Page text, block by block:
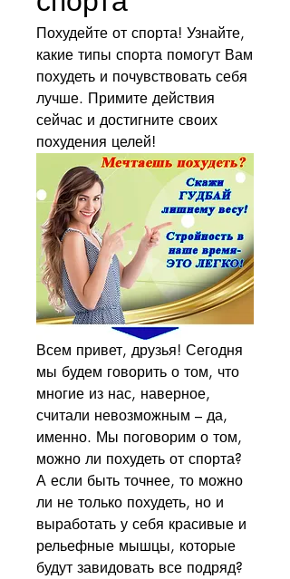
Похудейте от спорта! Узнайте,
какие типы спорта помогут Вам
похудеть и почувствовать себя
лучше. Примите действия
сейчас и достигните своих
похудения целей!
Всем привет, друзья! Сегодня
мы будем говорить о том, что
многие из нас, наверное,
считали невозможным – да,
именно. Мы поговорим о том,
можно ли похудеть от спорта?
А если быть точнее, то можно
ли не только похудеть, но и
выработать у себя красивые и
рельефные мышцы, которые
будут завидовать все подряд?